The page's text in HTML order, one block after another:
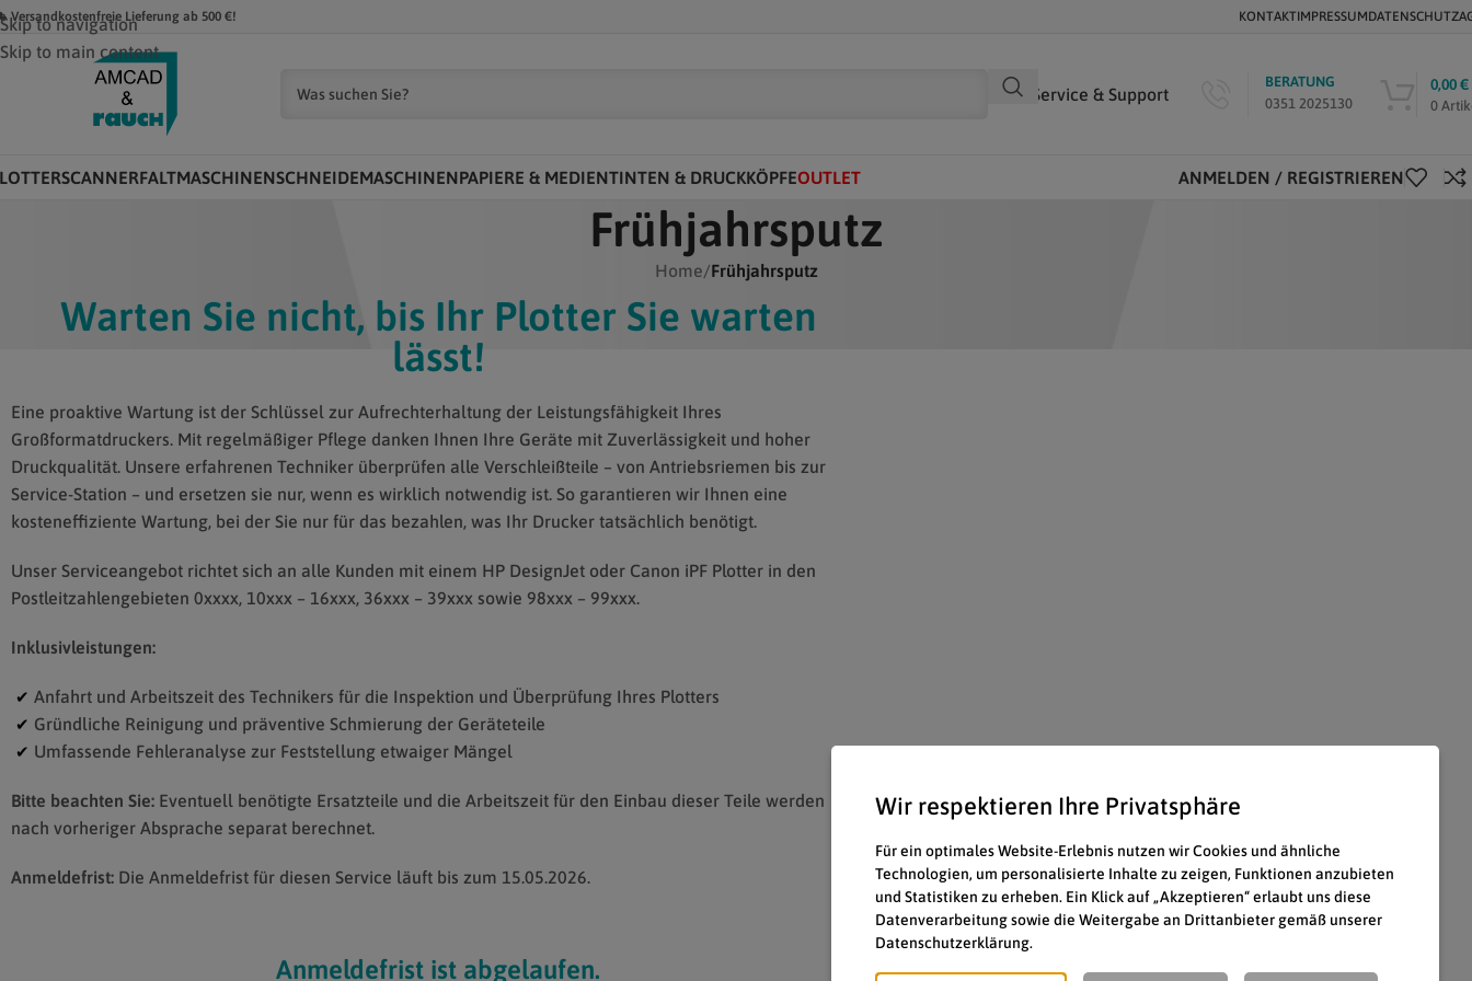
Skip to navigation
Skip to main content
Lieferung ab 500 €! KONTAKTIMPRESSUMDATENSCHUTZ
Service & Support
BERATUNG
0351 2025130
0
0,00€
SCANNERFALTMASCHINENSCHNEIDEMASCHINENPAPIERE & MEDIENTINTEN & DRUCKKÖPFEOUTLET ANMELDEN / REGISTRIEREN
Frühjahrsputz
Home/Frühjahrsputz
Warten Sie nicht, bis Ihr Plotter Sie warten
lässt!
Eine proaktive Wartung ist der Schlüssel zur Aufrechterhaltung der Leistungsfähigkeit Ihres
Großformatdruckers. Mit regelmäßiger Pflege danken Ihnen Ihre Geräte mit Zuverlässigkeit und hoher
Druckqualität. Unsere erfahrenen Techniker überprüfen alle Verschleißteile – von Antriebsriemen bis zur
Service-Station – und ersetzen sie nur, wenn es wirklich notwendig ist. So garantieren wir Ihnen eine
kosteneffiziente Wartung, bei der Sie nur für das bezahlen, was Ihr Drucker tatsächlich benötigt.
Unser Serviceangebot richtet sich an alle Kunden mit einem HP DesignJet oder Canon iPF Plotter in den
Postleitzahlengebieten 0xxxx, 10xxx – 16xxx, 36xxx – 39xxx sowie 98xxx – 99xxx.
Inklusivleistungen:
✔ Anfahrt und Arbeitszeit des Technikers für die Inspektion und Überprüfung Ihres Plotters
✔ Gründliche Reinigung und präventive Schmierung der Geräteteile
✔ Umfassende Fehleranalyse zur Feststellung etwaiger Mängel
Bitte beachten Sie: Eventuell benötigte Ersatzteile und die Arbeitszeit für den Einbau dieser Teile werden
nach vorheriger Absprache separat berechnet.
Anmeldefrist: Die Anmeldefrist für diesen Service läuft bis zum 15.05.2026.
Anmeldefrist ist abgelaufen.
Wir respektieren Ihre Privatsphäre
Für ein optimales Website-Erlebnis nutzen wir Cookies und ähnliche
Technologien, um personalisierte Inhalte zu zeigen, Funktionen anzubieten
und Statistiken zu erheben. Ein Klick auf „Akzeptieren“ erlaubt uns diese
Datenverarbeitung sowie die Weitergabe an Drittanbieter gemäß unserer
Datenschutzerklärung.